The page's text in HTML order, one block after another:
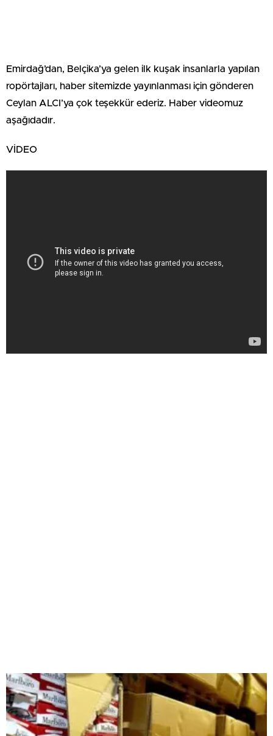
Emirdağ’dan, Belçika’ya gelen ilk kuşak insanlarla yapılan
ropörtajları, haber sitemizde yayınlanması için gönderen
Ceylan ALCI’ya çok teşekkür ederiz. Haber videomuz
aşağıdadır.
VİDEO